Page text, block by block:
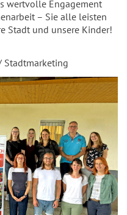
wertvolle Engagement
– Sie alle leisten
Stadt und unsere Kinder!
Stadtmarketing